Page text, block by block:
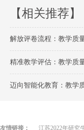
【相关推荐】
解放评卷流程：教学质
精准教学评估：教学质
迈向智能化教育：教学
友情链接： 江苏2022年研究